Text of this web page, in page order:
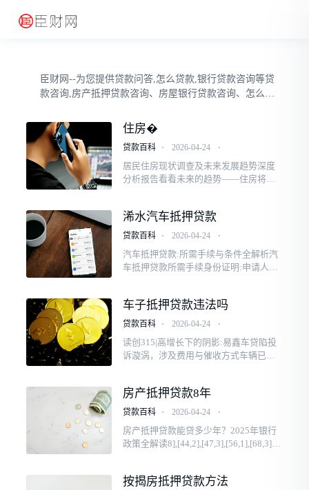
臣财网--为您提供贷款问答,怎么贷款,银行贷款咨询等贷
款咨询,房产抵押贷款咨询、房屋银行贷款咨询、怎么贷
住房�
贷款百科 ⋅ 2026-04-24 ⋅
居民住房现状调查及未来发展趋势深度
分析报告看看未来的趋势——住房将越
阵。居住选择比以前更加包容友好。“房
票”不再...###重庆:在重庆市购买住房时
算“我明明只...
浠水汽车抵押贷款
贷款百科 ⋅ 2026-04-24 ⋅
汽车抵押贷款:所需手续与条件全解析汽
车抵押贷款所需手续身份证明:申请人需
请人的身份和年龄,确保申请人符合贷...#
##2026年汽车能抵押贷款吗?一文理清核
有车主都能...
车子抵押贷款违法吗
贷款百科 ⋅ 2026-04-24 ⋅
读创315|高增长下的阴影:易鑫车贷陷投
诉漩涡，涉及费用与催收方式车辆已抵
率远超14.8%的司法保护上限,涉嫌违
法。 ” 另一位消费者2月底反...###读创3
涡，涉及费用...
房产抵押贷款8年
贷款百科 ⋅ 2026-04-24 ⋅
房产抵押贷款能贷多少年？2025年银行
政策全解读8],[44,2],[47,3],[56,1],[68,3],[7
1]]}, \东莞居间张生###房产抵押贷款能
按揭房抵押贷款方法